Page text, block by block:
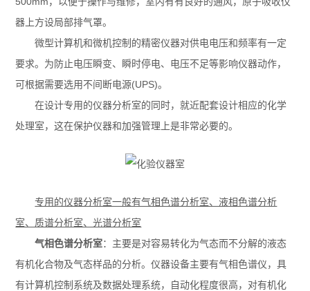
器上方设局部排气罩。
微型计算机和微机控制的精密仪器对供电电压和频率有一定
要求。为防止电压瞬变、瞬时停电、电压不足等影响仪器动作，
可根据需要选用不间断电源(UPS)。
在设计专用的仪器分析室的同时，就近配套设计相应的化学
处理室，这在保护仪器和加强管理上是非常必要的。
专用的仪器分析室一般有气相色谱分析室、液相色谱分析
室、质谱分析室、光谱分析室
气相色谱分析室：主要是对容易转化为气态而不分解的液态
有机化合物及气态样品的分析。仪器设备主要有气相色谱仪，具
有计算机控制系统及数据处理系统，自动化程度很高，对有机化